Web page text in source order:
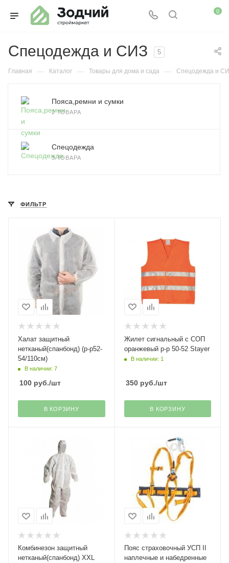
0
Спецодежда и СИЗ 5
Главная — Каталог — Товары для дома и сада — Спецодежда и
Пояса,ремни и сумки
2 ТОВАРА
Спецодежда
3 ТОВАРА
ФИЛЬТР
Халат защитный
нетканый(спанбонд) (р-р52-
54/110см)
В наличии: 7
100 руб./шт
В КОРЗИНУ
Жилет сигнальный с СОП
оранжевый р-р 50-52 Stayer
В наличии: 1
350руб./шт
В КОРЗИНУ
Комбинезон защитный
нетканый(спанбонд) XXL
Пояс страховочный УСП II
наплечные и набедренные